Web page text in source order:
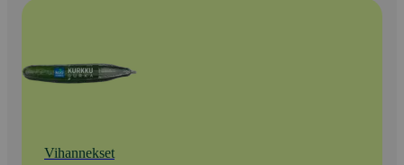
Vihannekset